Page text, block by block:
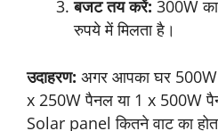
अपने लिए सही वाट का सोलर
अपनी जरूरतें जांचें:
चाहिए? (उदाहरण: 1